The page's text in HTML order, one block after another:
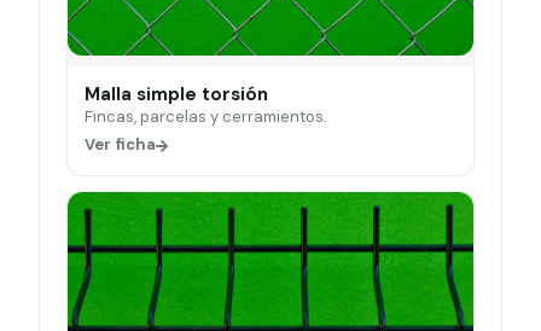
Malla simple torsión
Fincas, parcelas y cerramientos.
Ver ficha